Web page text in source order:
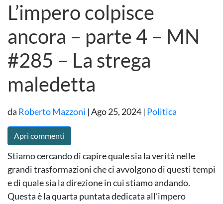
L’impero colpisce
ancora – parte 4 – MN
#285 – La strega
maledetta
da Roberto Mazzoni |Ago 25, 2024 | Politica
Apri commenti
Stiamo cercando di capire quale sia la verità nelle
grandi trasformazioni che ci avvolgono di questi tempi
e di quale sia la direzione in cui stiamo andando.
Questa è la quarta puntata dedicata all’impero